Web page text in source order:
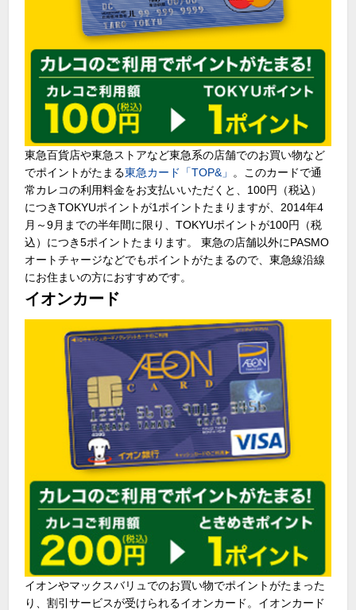
東急百貨店や東急ストアなど東急系の店舗でのお買い物など
でポイントがたまる東急カード「TOP&」
。このカードで通
常カレコの利用料金をお支払いいただくと、100円（税込）
につきTOKYUポイントが1ポイントたまりますが、2014年4
月～9月までの半年間に限り、TOKYUポイントが100円（税
込）につき5ポイントたまります。 東急の店舗以外にPASMO
オートチャージなどでもポイントがたまるので、東急線沿線
にお住まいの方におすすめです。
イオンカード
イオンやマックスバリュでのお買い物でポイントがたまった
り、割引サービスが受けられるイオンカード。イオンカード